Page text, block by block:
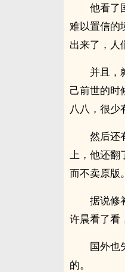
他看了
难以置信的
出来了，人
并且，
己前世的时
八八，很少
然后还
上，他还翻
而不卖原版。
据说修
许晨看了看
国外也
的。